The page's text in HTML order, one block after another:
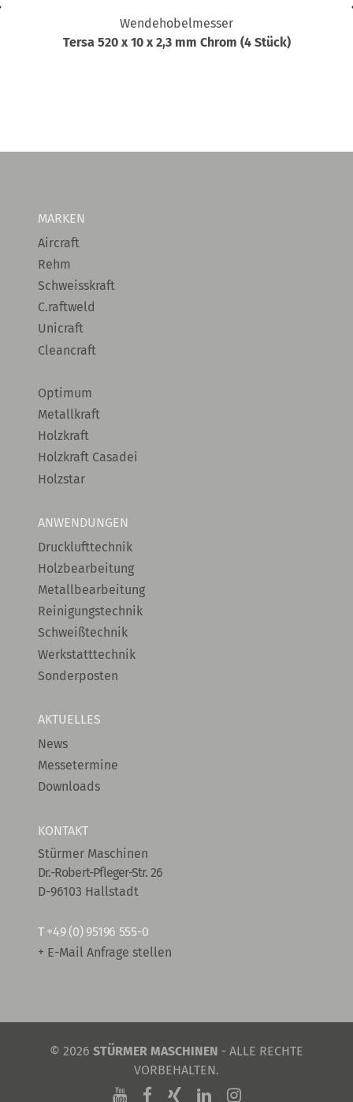
Wendehobelmesser
Tersa 520 x 10 x 2,3 mm Chrom (4 Stück)
MARKEN
Aircraft
Rehm
Schweisskraft
C.raftweld
Unicraft
Cleancraft
Optimum
Metallkraft
Holzkraft
Holzkraft Casadei
Holzstar
ANWENDUNGEN
Drucklufttechnik
Holzbearbeitung
Metallbearbeitung
Reinigungstechnik
Schweißtechnik
Werkstatttechnik
Sonderposten
AKTUELLES
News
Messetermine
Downloads
KONTAKT
Stürmer Maschinen
Dr.-Robert-Pfleger-Str. 26
D-96103 Hallstadt
T +49 (0) 95196 555-0
+ E-Mail Anfrage stellen
© 2026 STÜRMER MASCHINEN - ALLE RECHTE
VORBEHALTEN.